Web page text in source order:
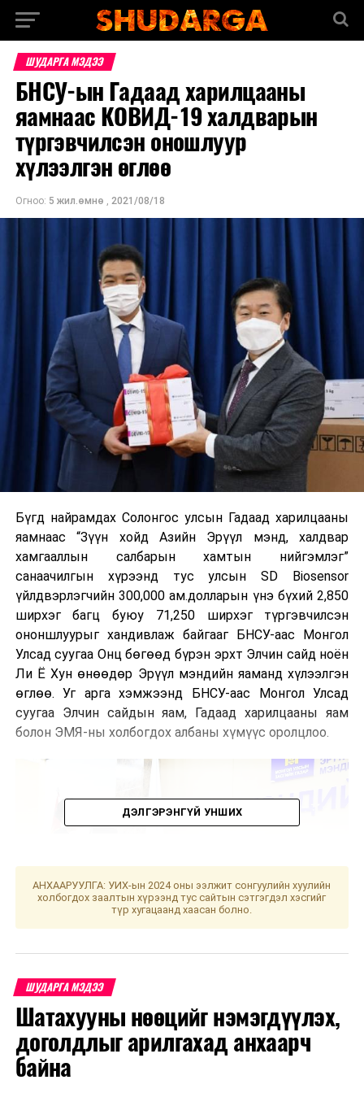
ШУДАРГА МЭДЭЭ
БНСУ-ын Гадаад харилцааны
яамнаас КОВИД-19 халдварын
түргэвчилсэн оношлуур
хүлээлгэн өглөө
Огноо: 5 жил.өмнө , 2021/08/18
Бүгд найрамдах Солонгос улсын Гадаад харилцааны
яамнаас “Зүүн хойд Азийн Эрүүл мэнд, халдвар
хамгааллын салбарын хамтын нийгэмлэг”
санаачилгын хүрээнд тус улсын SD Biosensor
үйлдвэрлэгчийн 300,000 ам.долларын үнэ бүхий 2,850
ширхэг багц буюу 71,250 ширхэг түргэвчилсэн
ононшлуурыг хандивлаж байгааг БНСУ-аас Монгол
Улсад суугаа Онц бөгөөд бүрэн эрхт Элчин сайд ноён
Ли Ё Хун өнөөдөр Эрүүл мэндийн яаманд хүлээлгэн
өглөө. Уг арга хэмжээнд БНСУ-аас Монгол Улсад
суугаа Элчин сайдын яам, Гадаад харилцааны яам
болон ЭМЯ-ны холбогдох албаны хүмүүс оролцлоо.
Оношлуурыг хүлээн авах үеэр Монгол Улсын Засгийн
газрын гишүүн, Эрүүл мэндийн сайд С.Энхболд
КОВИД-19 халдварын цар тахлын эхэн үеэс БНСУ-
аас Монгол Улсад КОВИД-19 халдвартай тэмцэх,
ДЭЛГЭРЭНГҮЙ УНШИХ
АНХААРУУЛГА: УИХ-ын 2024 оны ээлжит сонгуулийн хуулийн
холбогдох заалтын хүрээнд тус сайтын сэтгэгдэл хэсгийг
түр хугацаанд хаасан болно.
ШУДАРГА МЭДЭЭ
Шатахууны нөөцийг нэмэгдүүлэх,
доголдлыг арилгахад анхаарч
байна